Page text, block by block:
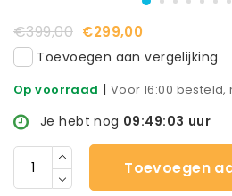
€399,00 €299,00
Toevoegen aan vergelijking
Op voorraad | Voor 16:00
Je hebt nog 09:49:02 uur
Toevoegen